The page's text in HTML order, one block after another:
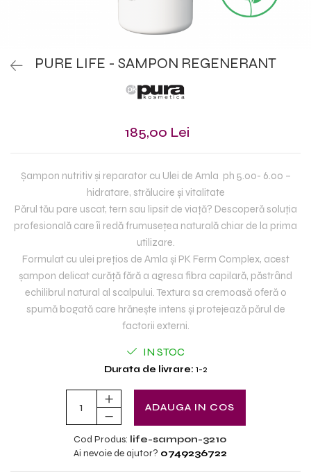
PURE LIFE - SAMPON REGENERANT
185,00 Lei
Șampon nutritiv și reparator cu Ulei de Amla ph 5.oo- 6.00 –
hidratare, strălucire și vitalitate
Părul tău pare uscat, tern sau lipsit de viață? Descoperăsoluția
profesională care îi redă frumusețea naturală chiar de la prima
utilizare.
Formulat cu ulei prețios de Amla și PK Ferm Complex, acest
șampon delicat curățăfără a agresa fibra capilară, păstrând
echilibrul natural al scalpului. Textura sa cremoasă oferă o
spumă bogată care hrănește intens și protejeazăpărul de
factorii externi.
IN STOC
Durata de livrare: 1-2
ADAUGA IN COS
Cod Produs: life-sampon-3210
Ai nevoie de ajutor? 0749236722